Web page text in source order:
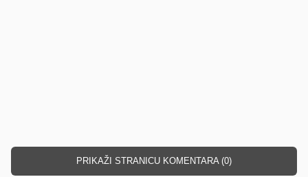
PRIKAŽI STRANICU KOMENTARA (0)